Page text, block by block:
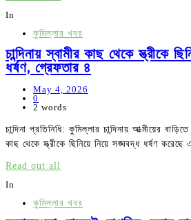
In
কুমিল্লার খবর
চান্দিনায় স্বামীর কাছ থেকে স্ত্রীকে
ধর্ষণ, গ্রেফতার ৪
May 4, 2026
0
2 words
চান্দিনা প্রতিনিধি: কুমিল্লার চান্দিনায় আত্মীয়ের
কাছ থেকে স্ত্রীকে ছিনিয়ে নিয়ে সঙ্ঘবদ্ধ ধর্ষণ
Read out all
In
কুমিল্লার খবর